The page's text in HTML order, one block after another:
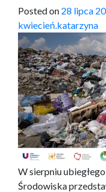
Posted on 28 lipca
kwiecień.katarzyna
W sierpniu
Środowiska